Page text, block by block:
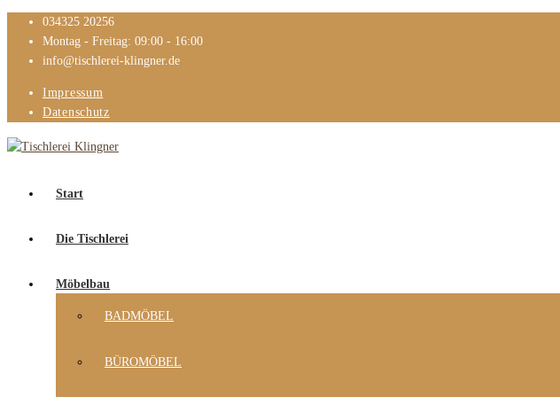
034325 20256
Montag - Freitag: 09:00 - 16:00
info@tischlerei-klingner.de
Impressum
Datenschutz
Start
Die Tischlerei
Möbelbau
BADMÖBEL
BÜROMÖBEL